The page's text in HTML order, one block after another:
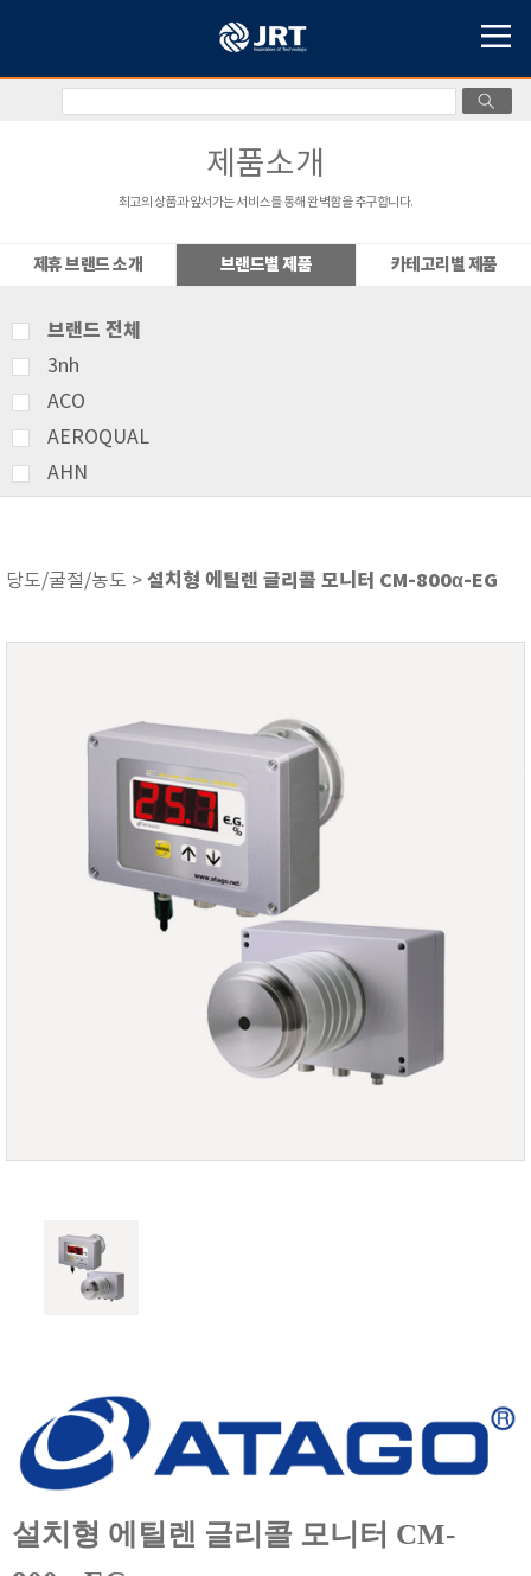
제품소개
최고의 상품과 앞서가는 서비스를 통해 완벽함을 추구합니다.
제휴 브랜드 소개 브랜드별 제품 카테고리별 제품
브랜드 전체
3nh
ACO
AEROQUAL
AHN
ATAGO
BROOKFIELD
CIRRUS Research
DA METER®
Delta-OHM
DOHTOYO
DRAGER (드레가)
GREISINGER
HEIDON
IMV
INFICON
INSMARK
JFE Advantech
당도/굴절/농도 > 설치형 에틸렌 글리콜 모니터 CM-800α-EG
설치형 에틸렌 글리콜 모니터 CM-